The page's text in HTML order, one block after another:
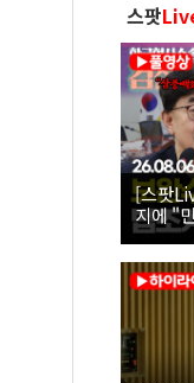
스팟
[스팟
지에 "